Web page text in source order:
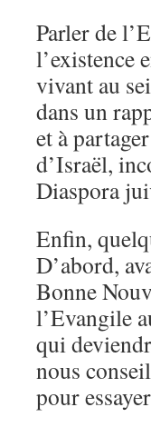
Parler de
l’existence
vivant au
dans un
et à
d’Israël,
Diaspora
Enfin,
D’abord,
Bonne
l’Evangile
qui
nous
pour